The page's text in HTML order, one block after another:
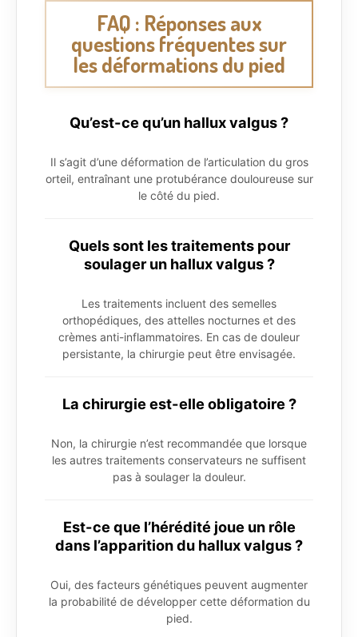
FAQ : Réponses aux
questions fréquentes sur
les déformations du pied
Qu’est-ce qu’un hallux valgus ?
Il s’agit d’une déformation de l’articulation du gros
orteil, entraînant une protubérance douloureuse sur
le côté du pied.
Quels sont les traitements pour
soulager un hallux valgus ?
Les traitements incluent des semelles
orthopédiques, des attelles nocturnes et des
crèmes anti-inflammatoires. En cas de douleur
persistante, la chirurgie peut être envisagée.
La chirurgie est-elle obligatoire ?
Non, la chirurgie n’est recommandée que lorsque
les autres traitements conservateurs ne suffisent
pas à soulager la douleur.
Est-ce que l’hérédité joue un rôle
dans l’apparition du hallux valgus ?
Oui, des facteurs génétiques peuvent augmenter
la probabilité de développer cette déformation du
pied.